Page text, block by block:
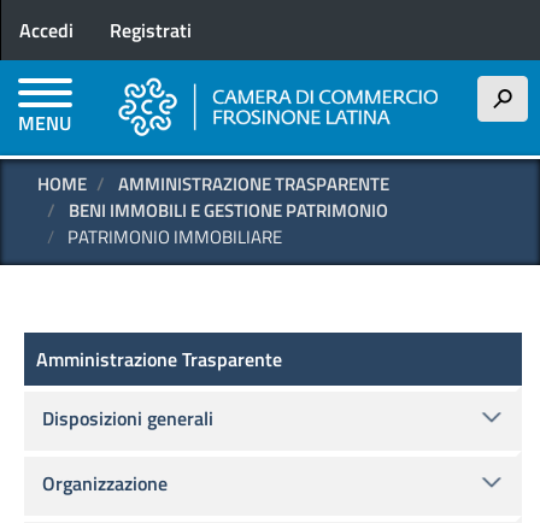
principale
Menu profilo utente
Accedi Registrati
MENU
h
HOME
AMMINISTRAZIONE TRASPARENTE
BENI IMMOBILI E GESTIONE PATRIMONIO
PATRIMONIO IMMOBILIARE
Amministrazione Trasparente
Amministrazione Trasparente
Disposizioni generali
Organizzazione